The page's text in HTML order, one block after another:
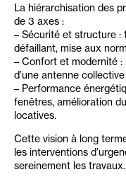
La hiérarchisation des
de 3 axes :
– Sécurité et structure :
défaillant, mise aux
– Confort et modernité
d’une antenne
– Performance
fenêtres, amélioration
locatives.
Cette vision à long
les interventions
sereinement les travaux.